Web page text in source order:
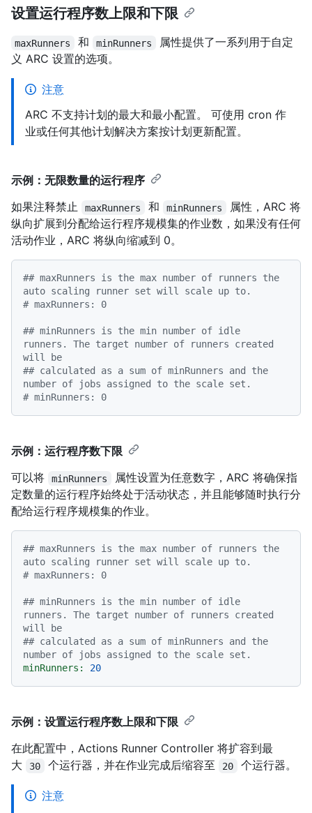
设置运行程序数上限和下限
maxRunners 和 minRunners
属性提供了一系列用于自定
义 ARC 设置的选项。
注意
ARC 不支持计划的最大和最小配置。 可使用 cron 作
业或任何其他计划解决方案按计划更新配置。
示例：无限数量的运行程序
如果注释禁止
maxRunners 和 minRunners
属性，ARC 将
纵向扩展到分配给运行程序规模集的作业数，如果没有任何
活动作业，ARC 将纵向缩减到 0。
## maxRunners is the max number of runners the
auto scaling runner set will scale up to.
# maxRunners: 0
## minRunners is the min number of idle
runners. The target number of runners created
will be
## calculated as a sum of minRunners and the
number of jobs assigned to the scale set.
# minRunners: 0
示例：运行程序数下限
可以将
minRunners
属性设置为任意数字，ARC 将确保指
定数量的运行程序始终处于活动状态，并且能够随时执行分
配给运行程序规模集的作业。
## maxRunners is the max number of runners the
auto scaling runner set will scale up to.
# maxRunners: 0
## minRunners is the min number of idle
runners. The target number of runners created
will be
## calculated as a sum of minRunners and the
number of jobs assigned to the scale set.
minRunners:
20
示例：设置运行程序数上限和下限
在此配置中，Actions Runner Controller 将扩容到最
大
30 个运行器，并在作业完成后缩容至 20 个运行器。
注意